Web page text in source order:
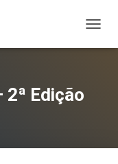
L
2ª Edição